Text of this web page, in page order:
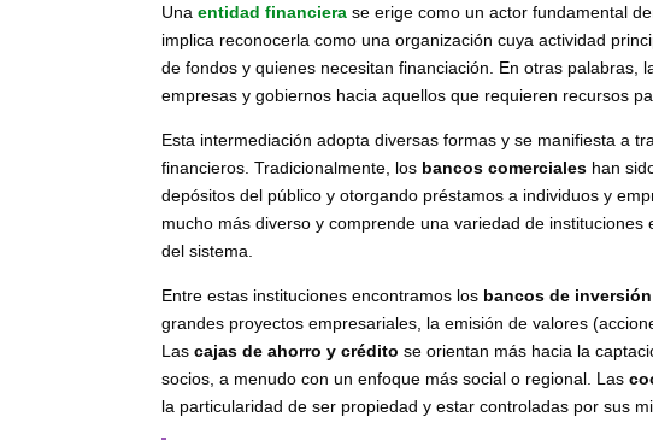
Unaentidad financiera se erige como un actor fundamental
implica reconocerla como una organización cuya actividad
de fondos y quienes necesitan financiación. En otras palabras,
empresas y gobiernos hacia aquellos que requieren recursos
Esta intermediación adopta diversas formas y se manifiesta a
financieros. Tradicionalmente, los bancos comerciales han
depósitos del público y otorgando préstamos a individuos y
mucho más diverso y comprende una variedad de
del sistema.
Entre estas instituciones encontramos los bancos de inversión
grandes proyectos empresariales, la emisión de valores
Lascajas de ahorro y crédito se orientan más hacia la
socios, a menudo con un enfoque más social o regional. Las
la particularidad de ser propiedad y estar controladas por sus